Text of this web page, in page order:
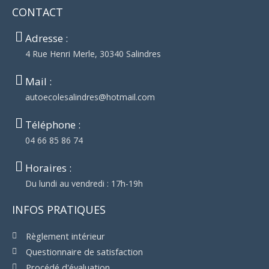
CONTACT
Adresse :
4 Rue Henri Merle, 30340 Salindres
Mail :
autoecolesalindres@hotmail.com
Téléphone :
04 66 85 86 74
Horaires :
Du lundi au vendredi : 17h-19h
INFOS PRATIQUES
Règlement intérieur
Questionnaire de satisfaction